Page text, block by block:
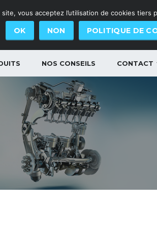
NOS CONSEILS CONTACT
vous acceptez l’utilisation de cookies
OK NON POLITIQUE DE